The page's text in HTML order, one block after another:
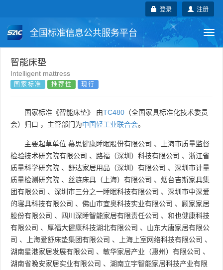
注册
登录
全国标准信息公共服务平台
国家标准
团体标准
国外标准 技术委员会
智能床垫
Intelligent mattress
国家标准 推荐性 现行
国家标准《智能床垫》 由TC480 （全国家具标准化技术委员
会）归口 ，主管部门为中国轻工业联合会。
主要起草单位 慕思健康睡眠股份有限公司 、
上海市质量监督
检验技术研究院有限公司 、 路福（深圳）科技有限公司 、 浙江省
质量科学研究院 、 舒达家居用品（深圳）有限公司 、 深圳市计量
质量检测研究院 、 丝涟床具（上海）有限公司 、 烟台吉斯家具集
团有限公司 、 深圳市三分之一睡眠科技有限公司 、 深圳市中深爱
的寝具科技有限公司 、 佛山市宜奥科技实业有限公司 、 顾家家居
股份有限公司 、 四川深睡智能家居有限责任公司 、 和也健康科技
有限公司 、 厚福大健康科技湖北有限公司 、 山东大唐家居有限公
司 、 上海爱舒床垫集团有限公司 、 上海上室网络科技有限公司 、
湖南星港家居发展有限公司 、 敏华家居产业（惠州）有限公司 、
湖南省晚安家居实业有限公司 、 湖南立宇智能家居科技产业有限